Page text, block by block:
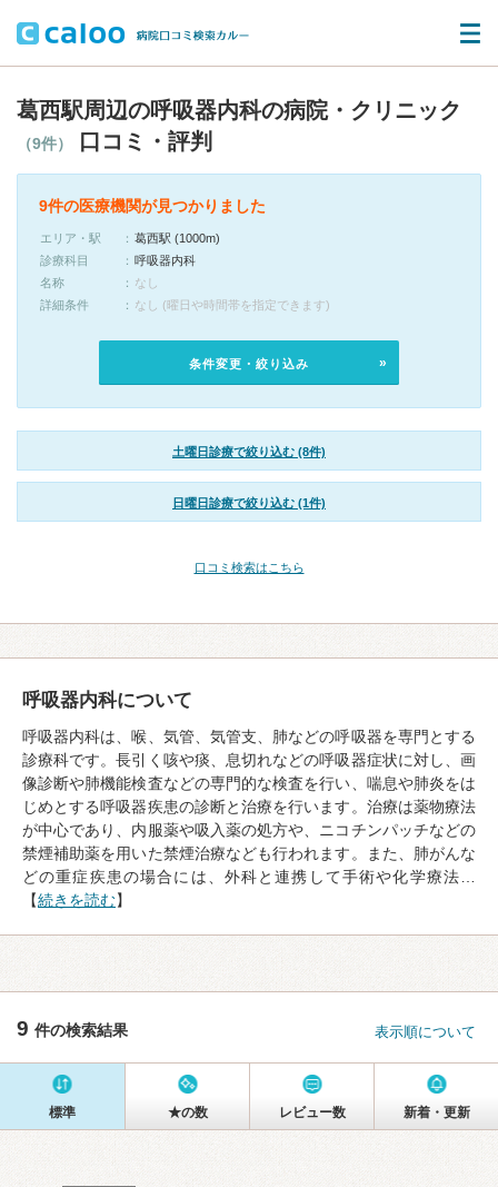
葛西駅周辺の呼吸器内科の病院・クリニック
（9件） 口コミ・評判
9件の医療機関が見つかりました
エリア・駅
葛西駅 (1000m)
診療科目
呼吸器内科
名称
なし
詳細条件
なし (曜日や時間帯を指定できます)
条件変更・絞り込み
土曜日診療で絞り込む (8件)
日曜日診療で絞り込む (1件)
口コミ検索はこちら
呼吸器内科について
呼吸器内科は、喉、気管、気管支、肺などの呼吸器を専門とする
診療科です。長引く咳や痰、息切れなどの呼吸器症状に対し、画
像診断や肺機能検査などの専門的な検査を行い、喘息や肺炎をは
じめとする呼吸器疾患の診断と治療を行います。治療は薬物療法
が中心であり、内服薬や吸入薬の処方や、ニコチンパッチなどの
禁煙補助薬を用いた禁煙治療なども行われます。また、肺がんな
どの重症疾患の場合には、外科と連携して手術や化学療法…
【続きを読む】
9 件の検索結果 表示順について
標準 ★の数 レビュー数 新着・更新